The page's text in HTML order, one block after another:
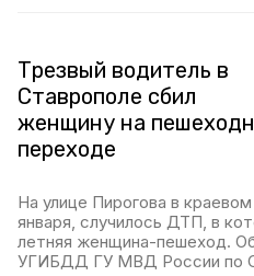
Трезвый водитель в
Ставрополе сбил
женщину на
переходе
На улице Пирогова в
января, случилось ДТП, в
летняя женщина-пешеход.
УГИБДД ГУ МВД России по